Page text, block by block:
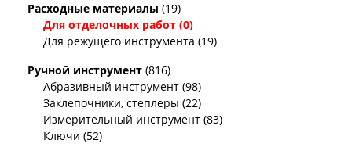
Расходные материалы (19)
Для отделочных работ (0)
Для режущего инструмента (19)
Ручной инструмент (816)
Абразивный инструмент (98)
Заклепочники, степлеры (22)
Измерительный инструмент (83)
Ключи (52)